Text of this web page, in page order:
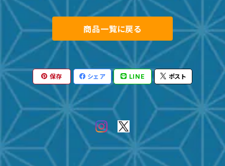
商品一覧に戻る
保存 シェア LINE ポスト